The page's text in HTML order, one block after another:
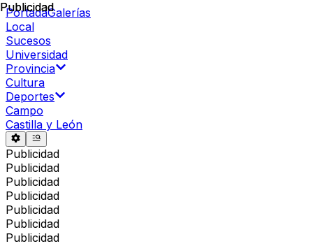
PortadaGalerías
Local
Sucesos
Universidad
Provincia
Cultura
Deportes
Campo
Castilla y León
Publicidad
Publicidad
Publicidad
Publicidad
Publicidad
Publicidad
Publicidad
Publicidad
Publicidad